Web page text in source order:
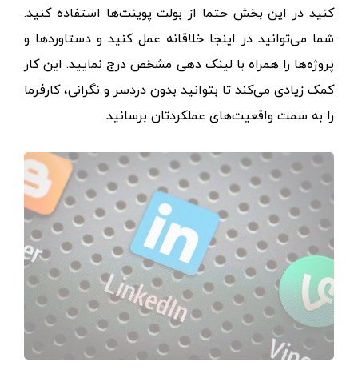
کنید در این بخش حتما از بولت پوینت‌ها استفاده کنید.
شما می‌توانید در اینجا خلاقانه عمل کنید و دستاوردها و
پروژه‌ها را همراه با لینک دهی مشخص درج نمایید. این کار
کمک زیادی می‌کند تا بتوانید بدون دردسر و نگرانی، کارفرما
را به سمت واقعیت‌های عملکردتان برسانید.